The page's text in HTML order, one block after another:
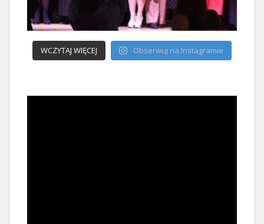
WCZYTAJ WIĘCEJ Obserwuj na Instagramie